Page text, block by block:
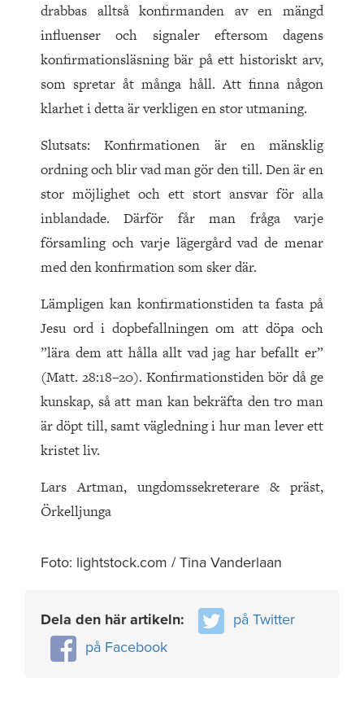
drabbas alltså konfirmanden av en mängd
influenser och signaler eftersom dagens
konfirmationsläsning bär på ett historiskt arv,
som spretar åt många håll. Att finna någon
klarhet i detta är verkligen en stor utmaning.
Slutsats: Konfirmationen är en mänsklig
ordning och blir vad man gör den till. Den är en
stor möjlighet och ett stort ansvar för alla
inblandade. Därför får man fråga varje
församling och varje lägergård vad de menar
med den konfirmation som sker där.
Lämpligen kan konfirmationstiden ta fasta på
Jesu ord i dopbefallningen om att döpa och
”lära dem att hålla allt vad jag har befallt er”
(Matt. 28:18–20). Konfirmationstiden bör då ge
kunskap, så att man kan bekräfta den tro man
är döpt till, samt vägledning i hur man lever ett
kristet liv.
Lars Artman, ungdomssekreterare & präst,
Örkelljunga
Foto: lightstock.com / Tina Vanderlaan
Dela den här artikeln:
på Twitter
på Facebook